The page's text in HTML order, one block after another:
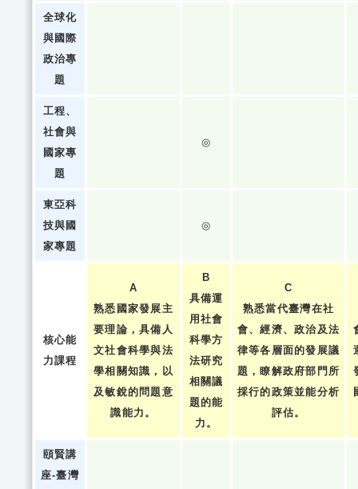
全球化
與國際
政治專
題
工程、
社會與
國家專
題
◎
東亞科
技與國
家專題
◎
核心能
力課程
A
熟悉國家發展主
要理論，具備人
文社會科學與法
學相關知識，以
及敏銳的問題意
識能力。
B
具備運
用社會
科學方
法研究
相關議
題的能
力。
C
熟悉當代臺灣在社
會、經濟、政治及法
律等各層面的發展議
題，瞭解政府部門所
採行的政策並能分析
評估。
頤賢講
座-臺灣